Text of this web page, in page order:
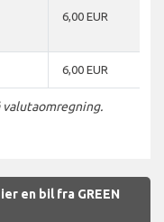
6,00 EUR
6,00 EUR
en bil fra GREEN